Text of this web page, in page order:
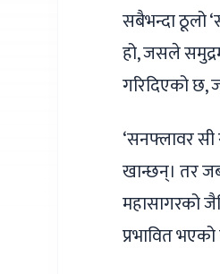
सबैभन्दा ठूलो
हो, जसले
गरिदिएको छ,
‘सनफ्लावर
खान्छन्। तर
महासागरको
प्रभावित